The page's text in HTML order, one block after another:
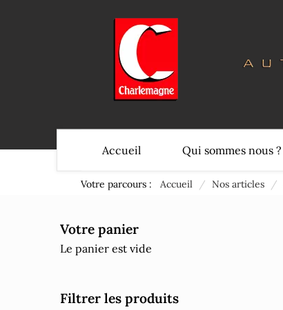
Accueil Qui sommes nous ?
Votre parcours : Accueil / Nos articles /
Votre panier
Le panier est vide
Filtrer les produits